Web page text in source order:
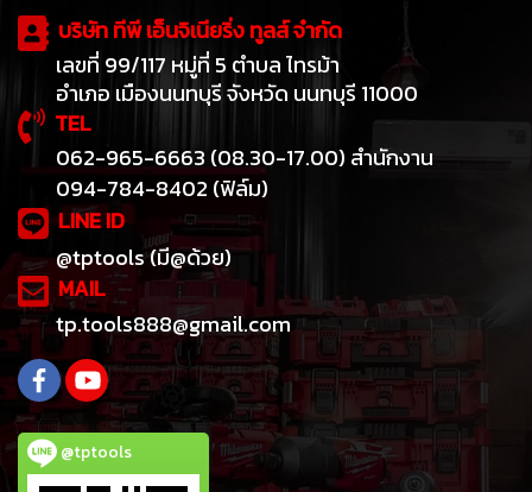
บริษัท ทีพี เอ็นจิเนียริ่ง ทูลส์ จำกัด
เลขที่ 99/117 หมู่ที่ 5 ตำบล ไทรม้า
อำเภอ เมืองนนทบุรี จังหวัด นนทบุรี 11000
TEL
062-965-6663 (08.30-17.00) สำนักงาน
094-784-8402 (ฟิล์ม)
LINE ID
@tptools (มี@ด้วย)
MAIL
tp.tools888@gmail.com
@tptools